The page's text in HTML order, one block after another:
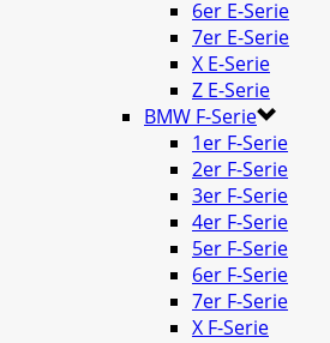
6er E-Serie
7er E-Serie
X E-Serie
Z E-Serie
BMW F-Serie
1er F-Serie
2er F-Serie
3er F-Serie
4er F-Serie
5er F-Serie
6er F-Serie
7er F-Serie
X F-Serie